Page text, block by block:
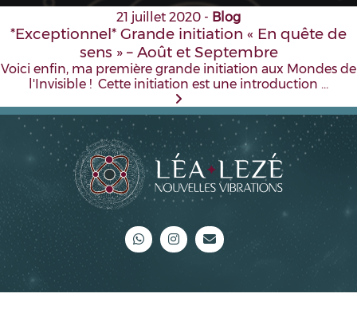
21 juillet 2020 - Blog
*Exceptionnel* Grande initiation « En quête de
sens » – Août et Septembre
Voici enfin, ma première grande initiation aux Mondes de
l'Invisible ! Cette initiation est une introduction …